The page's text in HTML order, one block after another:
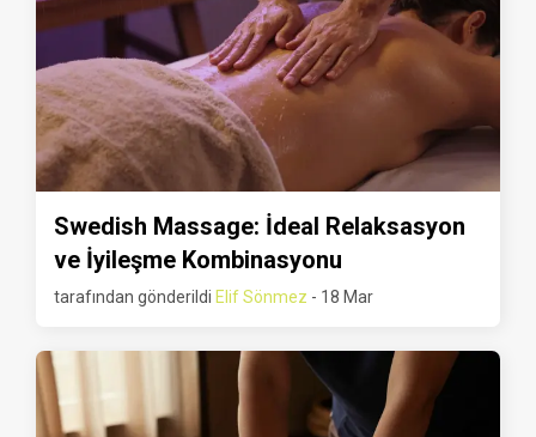
Swedish Massage: İdeal Relaksasyon
ve İyileşme Kombinasyonu
tarafından gönderildi Elif Sönmez - 18 Mar